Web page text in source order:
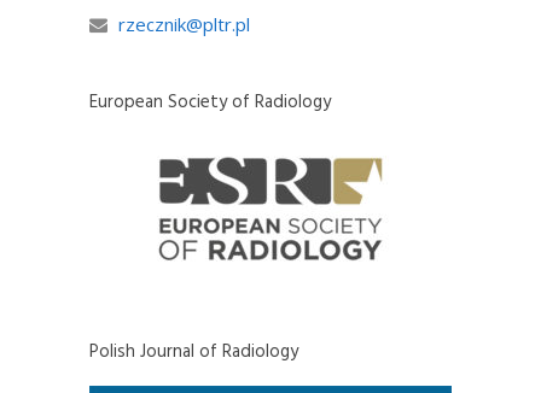
rzecznik@pltr.pl
European Society of Radiology
Polish Journal of Radiology